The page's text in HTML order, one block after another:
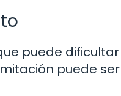
puede
puede